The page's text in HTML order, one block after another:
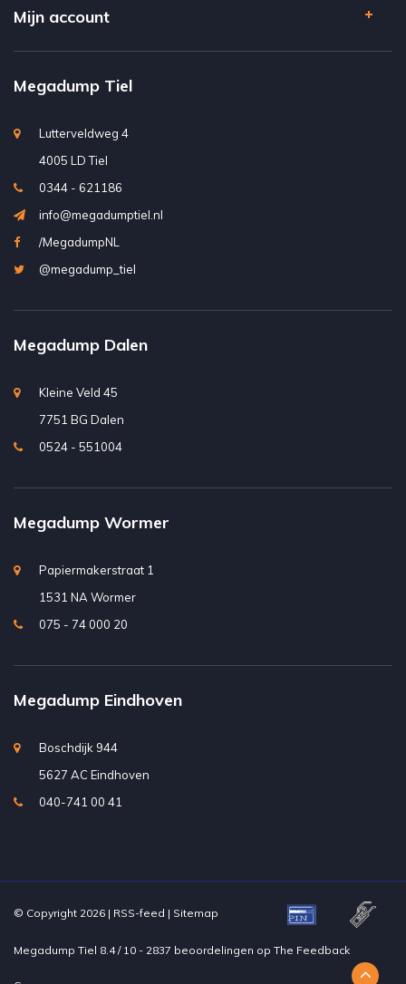
Mijn account
Megadump Tiel
Lutterveldweg 4
4005 LD Tiel
0344 - 621186
info@megadumptiel.nl
/MegadumpNL
@megadump_tiel
Megadump Dalen
Kleine Veld 45
7751 BG Dalen
0524 - 551004
Megadump Wormer
Papiermakerstraat 1
1531 NA Wormer
075 - 74 000 20
Megadump Eindhoven
Boschdijk 944
5627 AC Eindhoven
040-741 00 41
© Copyright 2026 | RSS-feed | Sitemap
Megadump Tiel 8.4/ 10 - 2837 beoordelingen op The Feedback